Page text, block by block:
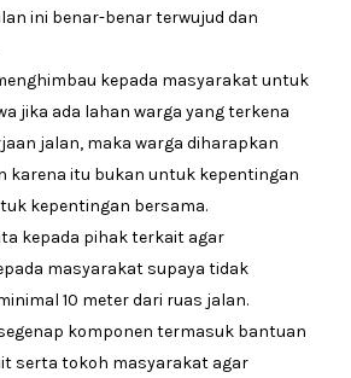
ini benar-benar terwujud dan
kepada masyarakat untuk
jika ada lahan warga yang terkena
jalan, maka warga diharapkan
karena itu bukan untuk kepentingan
kepentingan bersama.
kepada pihak terkait agar
masyarakat supaya tidak
10 meter dari ruas jalan.
komponen termasuk bantuan
serta tokoh masyarakat agar